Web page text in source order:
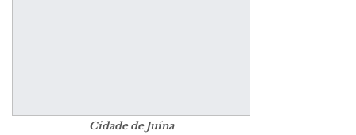
Cidade de Juína